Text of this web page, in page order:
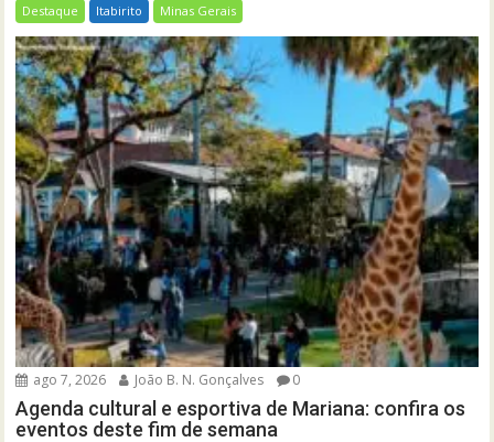
Destaque Itabirito Minas Gerais
ago 7, 2026 João B. N. Gonçalves 0
Agenda cultural e esportiva de Mariana: confira os
eventos deste fim de semana